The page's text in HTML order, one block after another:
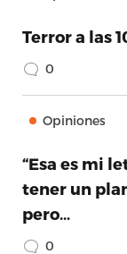
Terror a las
0
Opiniones
“Esa es mi
tener un
pero…
0